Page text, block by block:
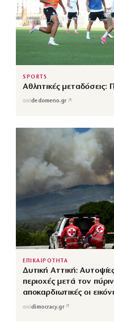
SPORTS
Αθλητικές
απόdedomeno.gr ↗
ΕΠΙΚΑΙΡΟΤΗΤΑ
Δυτική Αττική:
περιοχές μετά τον
αποκαρδιωτικές οι
απόdimocracy.gr↗